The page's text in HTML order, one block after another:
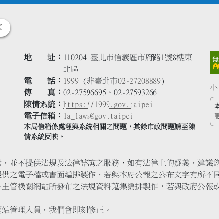
地 址
110204 臺北市信義區市府路1號8樓東
北區
電 話
1999 (非臺北市02-27208889)
傳 真
02-27596695、02-27593266
陳情系統
https://1999.gov.taipei
電子信箱
la_laws@gov.taipei
本局信箱係處理與系統相關之問題，其餘市政問題請至陳
情系統反映。
小
並不提供法規及法律諮詢之服務，如有法律上的疑義，建議
之電子檔或書面編排製作，若與本府公報之公布文字有所不
管機關網站所發布之法規資料蒐集編排製作，若與政府公報
管理人員，我們會即刻修正。